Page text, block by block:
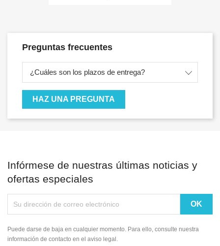
Preguntas frecuentes
¿Cuáles son los plazos de entrega?
HAZ UNA PREGUNTA
Infórmese de nuestras últimas noticias y
ofertas especiales
Puede darse de baja en cualquier momento. Para ello, consulte nuestra
información de contacto en el aviso legal.